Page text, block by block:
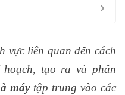
vực liên quan đến cách
hoạch, tạo ra và phân
máytập trung vào các